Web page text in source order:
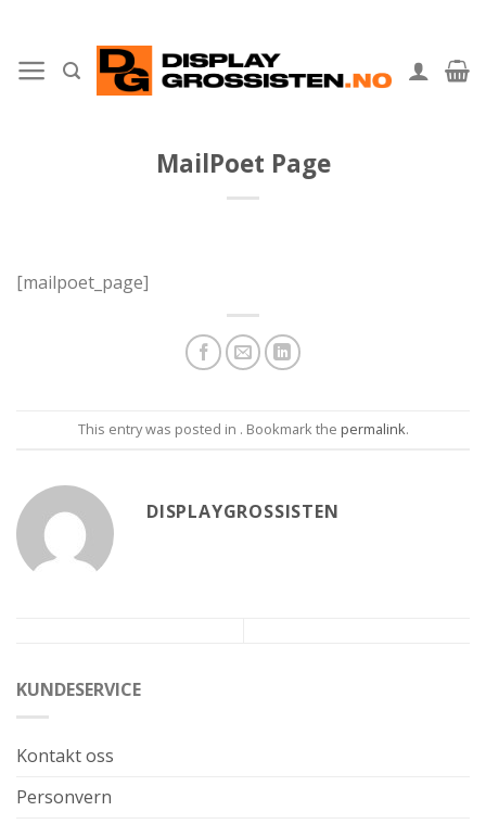
content
MailPoet Page
[mailpoet_page]
This entry was posted in . Bookmark the permalink.
DISPLAYGROSSISTEN
KUNDESERVICE
Kontakt oss
Personvern